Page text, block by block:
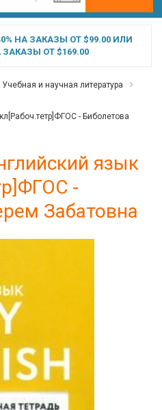
НА ЗАКАЗЫ ОТ $99.00 ИЛИ
ОТ $169.00
Учебная и научная литература
- Биболетова
язык
-
Забатовна